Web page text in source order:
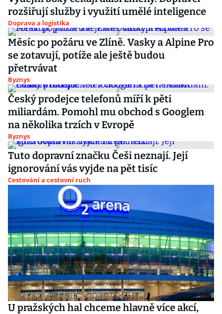
rozšiřují služby i využití umělé inteligence
Doprava a logistika
Měsíc po požáru ve Zlíně. Vasky a Alpine Pro
se zotavují, potíže ale ještě budou
přetrvávat
Byznys
Český prodejce telefonů míří k pěti
miliardám. Pomohl mu obchod s Googlem
na několika trzích v Evropě
Byznys
Tuto dopravní značku Češi neznají. Její
ignorování vás vyjde na pět tisíc
Cestování a cestovní ruch
U pražských hal chceme hlavně více akcí,